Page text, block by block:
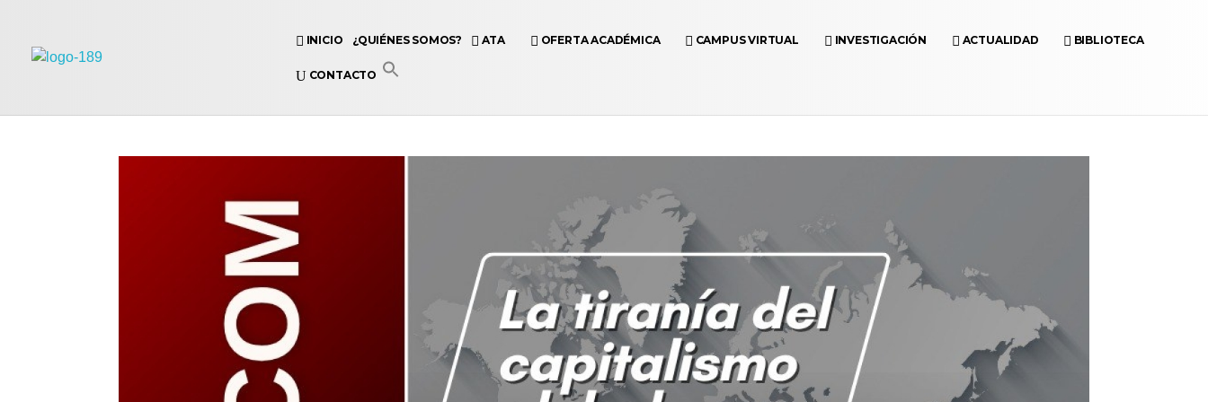
INICIO ¿QUIÉNES SOMOS? ATA OFERTA ACADÉMICA CAMPUS VIRTUAL INVESTIGACIÓN ACTUALIDAD BIBLIOTECA
CONTACTO